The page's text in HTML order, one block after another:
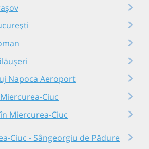
Napoca Aeroport
Ciuc
Miercurea-Ciuc
Ciuc - Sângeorgiu de Pădure